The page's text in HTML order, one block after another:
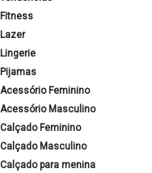
Fitness
Lazer
Lingerie
Pijamas
Acessório Feminino
Acessório Masculino
Calçado Feminino
Calçado Masculino
Calçado para menina